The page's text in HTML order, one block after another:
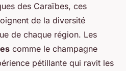
des Caraïbes, ces
de la diversité
de chaque région. Les
comme le champagne
pétillante qui ravit les